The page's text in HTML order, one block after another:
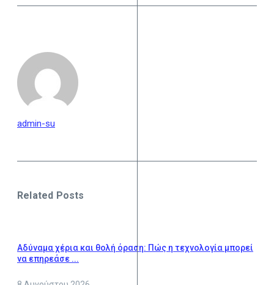
admin-su
Related Posts
Αδύναμα χέρια και θολή όραση: Πώς η τεχνολογία μπορεί
να επηρεάσε ...